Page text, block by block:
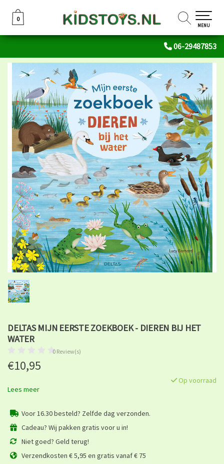
06-29487853
0
0
MENU
DELTAS MIJN EERSTE ZOEKBOEK - DIEREN BIJ HET
WATER
0 Review(s)
€10,95
Op voorraad
Lees meer
Voor 16.30 besteld? Zelfde dag verzonden.
Cadeau? Wij pakken gratis voor u in!
Niet goed? Geld terug!
Verzendkosten € 5,95 en gratis vanaf € 75